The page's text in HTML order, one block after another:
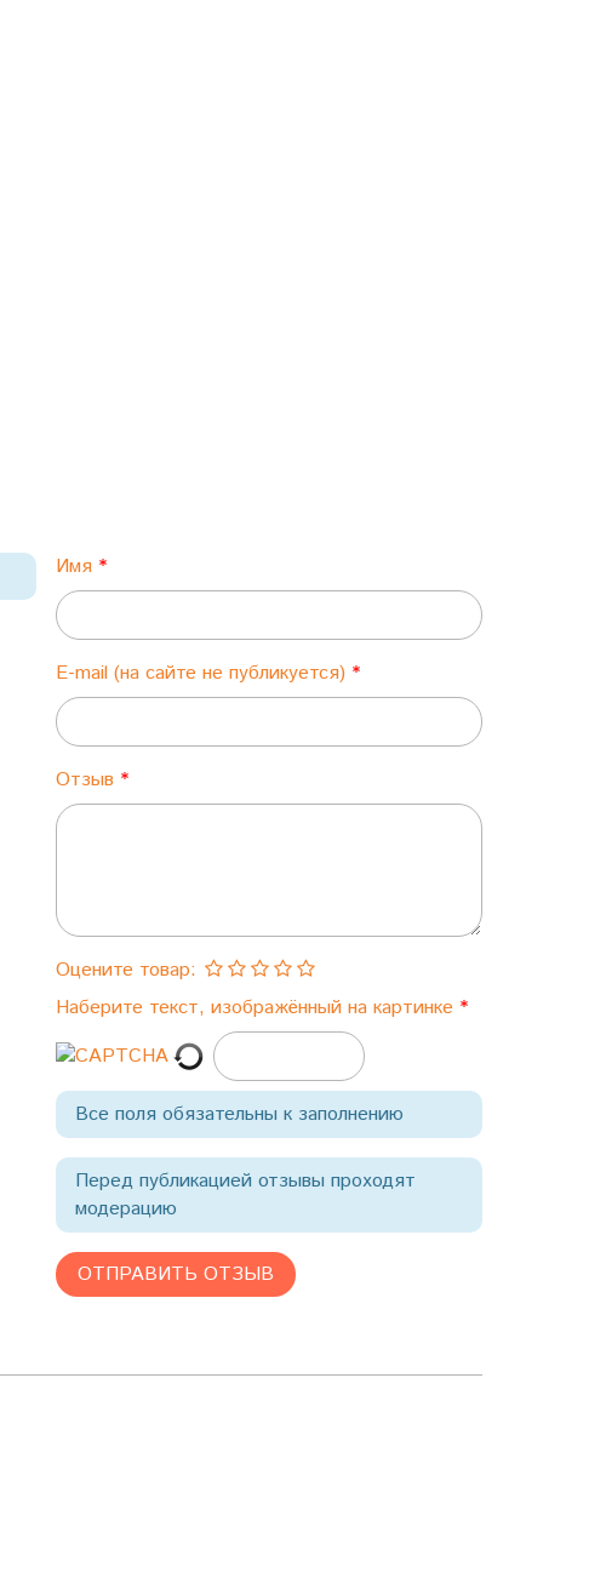
Имя
E-mail (на сайте не публикуется)
Отзыв
Оцените товар:
Наберите текст, изображённый на картинке
Все поля обязательны к заполнению
Перед публикацией отзывы проходят
модерацию